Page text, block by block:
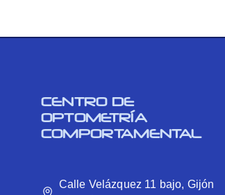
CENTRO DE
OPTOMETRÍA
COMPORTAMENTAL
Calle Velázquez 11 bajo, Gijón